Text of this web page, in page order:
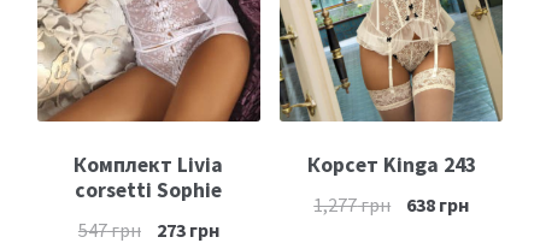
Комплект Livia
corsetti Sophie
547грн 273грн
Корсет Kinga 243
1,277грн 638 грн